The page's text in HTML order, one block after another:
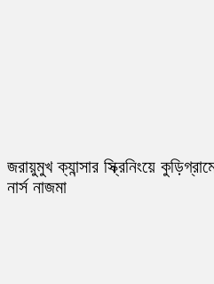
জরায়ুমুখ ক্যান্সার স্ক্রিনিংয়ে
নার্স নাজমা